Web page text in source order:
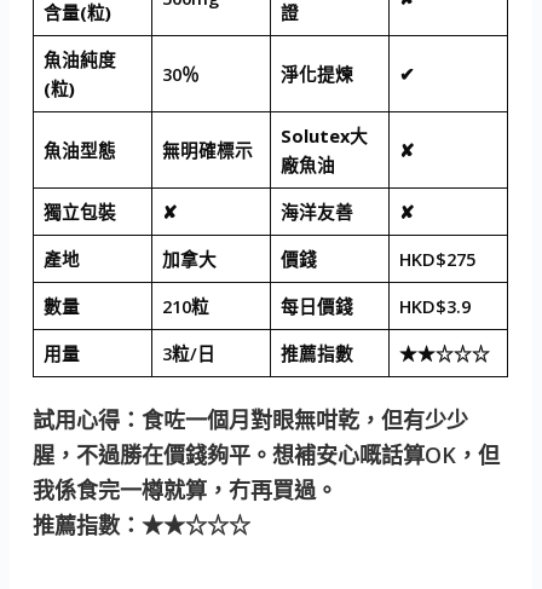
含量(粒) 證
魚油純度
(粒)
30％ 淨化提煉 ✔
魚油型態 無明確標示
Solutex大
廠魚油
✘
獨立包裝 ✘ 海洋友善
✘
產地
加拿大 價錢
HKD$275
數量
210粒 每日價錢
HKD$3.9
用量
3粒/日 推薦指數 ★★☆☆☆
試用心得：食咗一個月對眼無咁乾，但有少少
腥，不過勝在價錢夠平。想補安心嘅話算OK，但
我係食完一樽就算，冇再買過。
推薦指數：★★☆☆☆